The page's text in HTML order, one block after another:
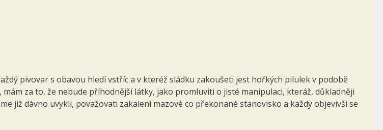
pivovar s obavou hledí vstříc a v kteréž sládku zakoušeti jest hořkých pilulek v podobě
za to, že nebude příhodnější látky, jako promluviti o jisté manipulaci, kteráž, důkladněji
již dávno uvykli, považovati zakalení mazové co překonané stanovisko a každý objevivší se